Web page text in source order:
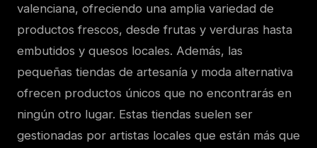
valenciana, ofreciendo una amplia variedad de
productos frescos, desde frutas y verduras hasta
embutidos y quesos locales. Además, las
pequeñas tiendas de artesanía y moda alternativa
ofrecen productos únicos que no encontrarás en
ningún otro lugar. Estas tiendas suelen ser
gestionadas por artistas locales que están más que